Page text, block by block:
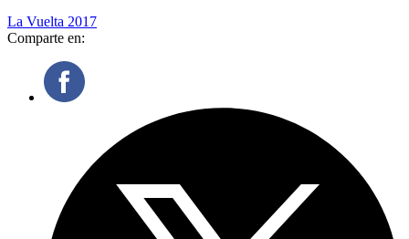
La Vuelta 2017
Comparte en: